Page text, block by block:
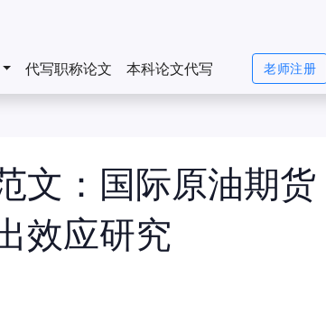
代写职称论文 本科论文代写 老师注册
文：国际原油期货
效应研究